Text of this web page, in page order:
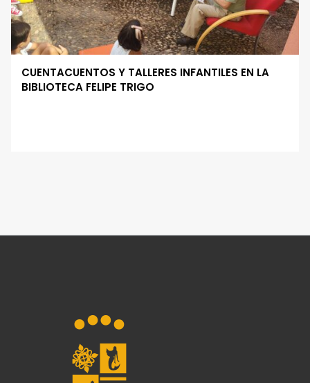
CUENTACUENTOS Y TALLERES INFANTILES EN LA
BIBLIOTECA FELIPE TRIGO